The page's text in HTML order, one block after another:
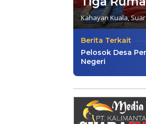
Kahayan Kuala,
Berita Terkait
Pelosok Desa
Negeri